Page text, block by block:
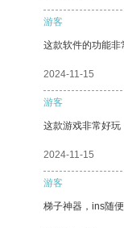
游客
这款软件的功能非
2024-11-15
游客
这款游戏非常好玩
2024-11-15
游客
梯子神器，ins随